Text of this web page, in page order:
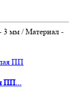
3 мм / Материал -
ПП...